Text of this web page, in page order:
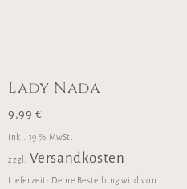
Lady Nada
9,99 €
inkl. 19 % MwSt.
zzgl. Versandkosten
Lieferzeit: Deine Bestellung wird von